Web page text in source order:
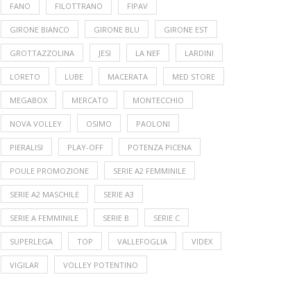
FANO FILOTTRANO FIPAV
GIRONE BIANCO GIRONE BLU GIRONE EST
GROTTAZZOLINA JESI LA NEF LARDINI
LORETO LUBE MACERATA MED STORE
MEGABOX MERCATO MONTECCHIO
NOVA VOLLEY OSIMO PAOLONI
PIERALISI PLAY-OFF POTENZA PICENA
POULE PROMOZIONE SERIE A2 FEMMINILE
SERIE A2 MASCHILE SERIE A3
SERIE A FEMMINILE SERIE B SERIE C
SUPERLEGA TOP VALLEFOGLIA VIDEX
VIGILAR VOLLEY POTENTINO